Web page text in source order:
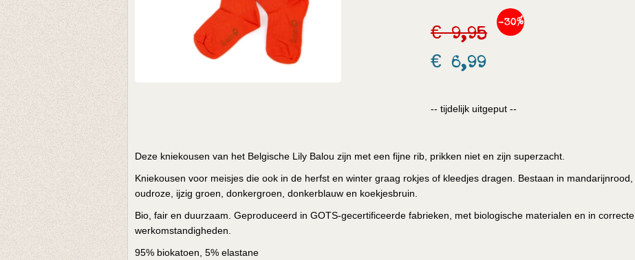
€ 9,95 -30%
€ 6,99
-- tijdelijk uitgeput --
Deze kniekousen van het Belgische Lily Balou zijn met een fijne rib, prikken niet en zijn superzacht.
Kniekousen voor meisjes die ook in de herfst en winter graag rokjes of kleedjes dragen. Bestaan in mandarijnrood,
oudroze, ijzig groen, donkergroen, donkerblauw en koekjesbruin.
Bio, fair en duurzaam. Geproduceerd in GOTS-gecertificeerde fabrieken, met biologische materialen en in correcte
werkomstandigheden.
95% biokatoen, 5% elastane